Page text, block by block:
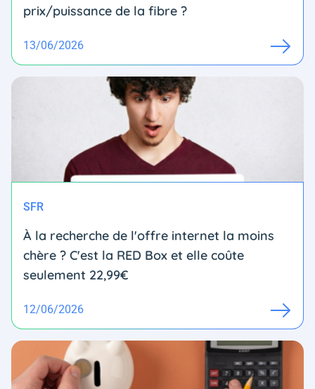
prix/puissance de la fibre ?
13/06/2026
SFR
À la recherche de l'offre internet la moins
chère ? C'est la RED Box et elle coûte
seulement 22,99€
12/06/2026